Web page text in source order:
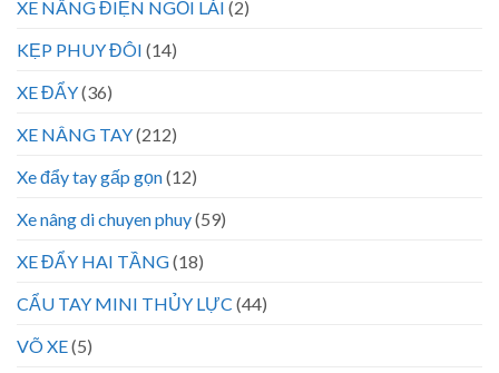
XE NÂNG ĐIỆN NGỒI LÁI (2)
KẸP PHUY ĐÔI (14)
XE ĐẨY(36)
XE NÂNG TAY(212)
Xe đẩy tay gấp gọn(12)
Xe nâng di chuyen phuy(59)
XE ĐẨY HAI TẦNG(18)
CẨU TAY MINI THỦY LỰC (44)
VÕ XE(5)